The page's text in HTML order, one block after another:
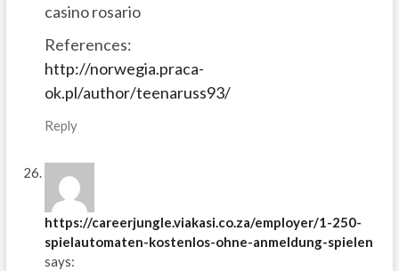
casino rosario
References:
http://norwegia.praca-
ok.pl/author/teenaruss93/
Reply
https://careerjungle.viakasi.co.za/employer/1-250-
spielautomaten-kostenlos-ohne-anmeldung-spielen
says: